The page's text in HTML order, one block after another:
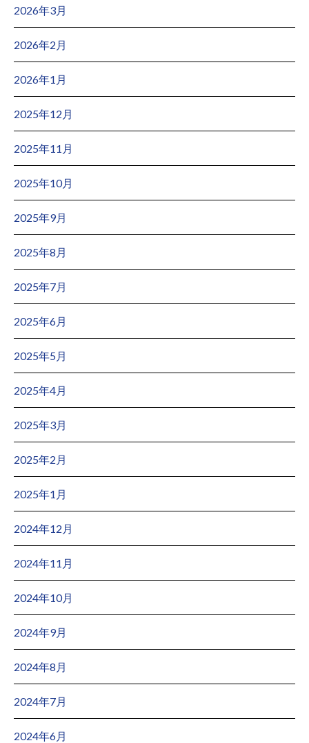
2026年3月
2026年2月
2026年1月
2025年12月
2025年11月
2025年10月
2025年9月
2025年8月
2025年7月
2025年6月
2025年5月
2025年4月
2025年3月
2025年2月
2025年1月
2024年12月
2024年11月
2024年10月
2024年9月
2024年8月
2024年7月
2024年6月